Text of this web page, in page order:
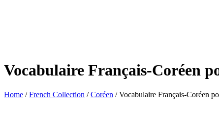
Vocabulaire Français-Coréen
Home /French Collection /Coréen / Vocabulaire Français-Coréen